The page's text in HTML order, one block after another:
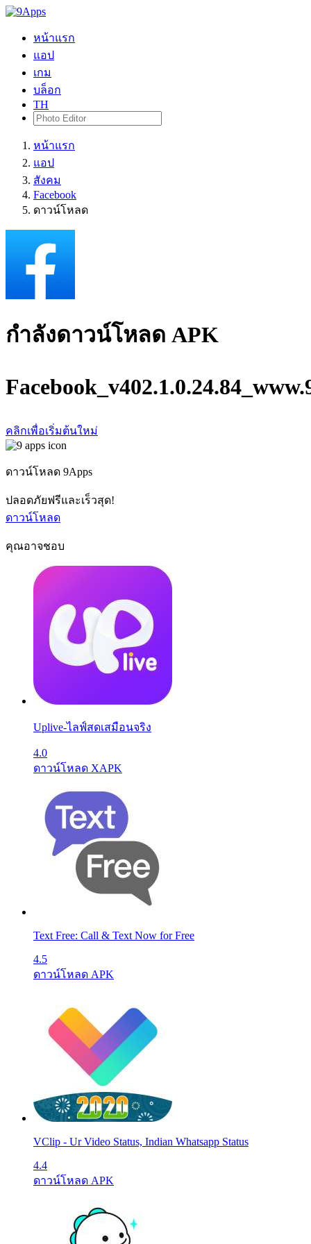
หน้าแรก
แอป
เกม
บล็อก
TH
หน้าแรก
แอป
สังคม
Facebook
ดาวน์โหลด
กำลังดาวน์โหลด APK
คลิกเพื่อเริ่มต้นใหม่
ดาวน์โหลด 9Apps
ปลอดภัยฟรีและเร็วสุด!
ดาวน์โหลด
คุณอาจชอบ
Uplive-ไลฟ์สดเสมือนจริง
4.0
ดาวน์โหลด XAPK
Text Free: Call & Text Now for Free
4.5
ดาวน์โหลด APK
VClip - Ur Video Status, Indian Whatsapp Status
4.4
ดาวน์โหลด APK